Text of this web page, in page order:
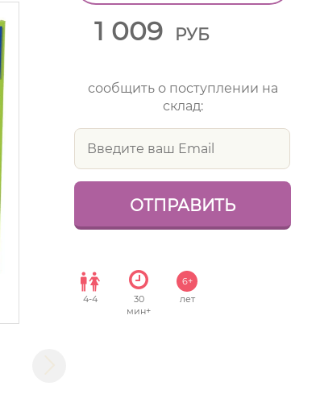
1 009 РУБ
сообщить о поступлении на
склад:
4-4
30
мин+
6+
лет